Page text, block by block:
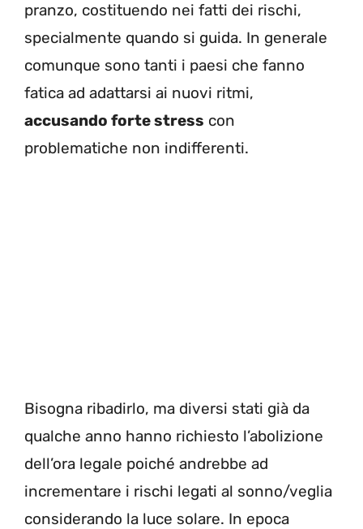
pranzo, costituendo nei fatti dei rischi,
specialmente quando si guida. In generale
comunque sono tanti i paesi che fanno
fatica ad adattarsi ai nuovi ritmi,
accusando forte stress con
problematiche non indifferenti.
Bisogna ribadirlo, ma diversi stati già da
qualche anno hanno richiesto l’abolizione
dell’ora legale poiché andrebbe ad
incrementare i rischi legati al sonno/veglia
considerando la luce solare. In epoca